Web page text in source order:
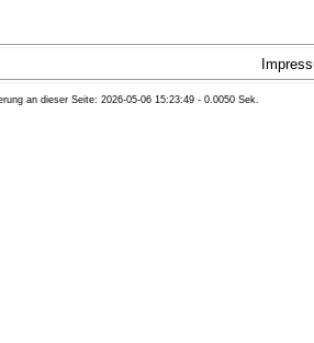
eine fehlerfreie Bereitstellung der Website
Ihrer Daten?
Auskunft �ber Herkunft, Empf�nger
an dieser Seite: 2026-05-06 15:23:49 - 0.0050 Sek.